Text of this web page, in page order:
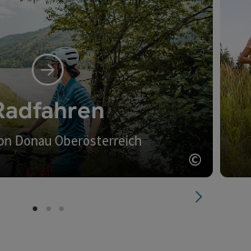
Donau Oberösterreich
©